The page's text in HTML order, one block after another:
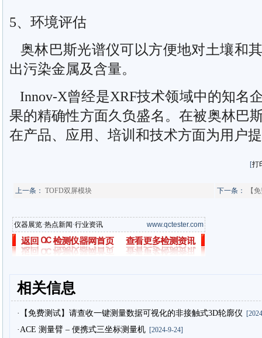
5、环境评估
奥林巴斯光谱仪可以方便地对土壤和
出污染金属及含量。
Innov-X曾经是XRF技术领域中的知名
果的精确性方面久负盛名。在被奥林巴
在产品、应用、培训和技术方面为用户
[打
上一条： TOFD双屏模块 下一条： 【
仪器展览·热点新闻·行业资讯 www.qctester.com
相关信息
·【免费测试】请查收一键测量数据可视化的非接触式3D轮廓仪
·ACE 测量臂 – 便携式三坐标测量机[2024-9-24]